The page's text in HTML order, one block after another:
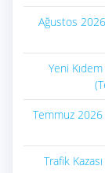
Ağustos
Yeni
Temmuz 2026
Trafik